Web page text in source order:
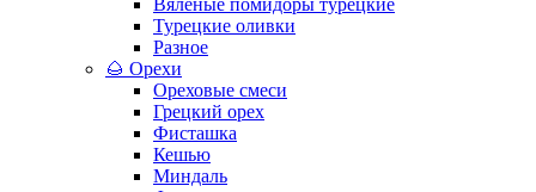
Вяленые помидоры турецкие
Турецкие оливки
Разное
🌰 Орехи
Ореховые смеси
Грецкий орех
Фисташка
Кешью
Миндаль